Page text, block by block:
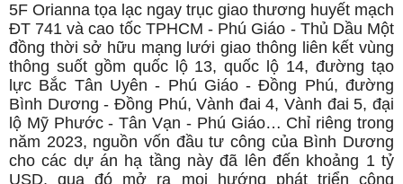
5F Orianna tọa lạc ngay trục giao thương huyết mạch
ĐT 741 và cao tốc TPHCM - Phú Giáo - Thủ Dầu Một
đồng thời sở hữu mạng lưới giao thông liên kết vùng
thông suốt gồm quốc lộ 13, quốc lộ 14, đường tạo
lực Bắc Tân Uyên - Phú Giáo - Đồng Phú, đường
Bình Dương - Đồng Phú, Vành đai 4, Vành đai 5, đại
lộ Mỹ Phước - Tân Vạn - Phú Giáo… Chỉ riêng trong
năm 2023, nguồn vốn đầu tư công của Bình Dương
cho các dự án hạ tầng này đã lên đến khoảng 1 tỷ
USD, qua đó mở ra mọi hướng phát triển công